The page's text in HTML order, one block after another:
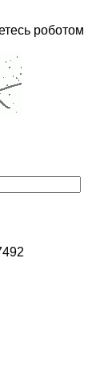
роботом